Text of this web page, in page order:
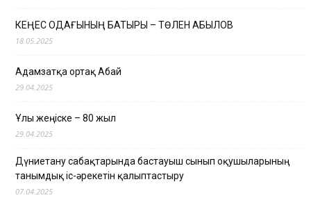
КЕҢЕС ОДАҒЫНЫҢ БАТЫРЫ – ТӨЛЕН ҚАБЫЛОВ
18.05.2025
Адамзатқа ортақ Абай
29.04.2025
Ұлы жеңіске – 80 жыл
29.04.2025
Дүниетану сабақтарында бастауыш сынып оқушыларының
танымдық іс-әрекетін қалыптастыру
07.04.2025